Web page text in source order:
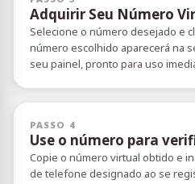
Adquirir Seu Número
Selecione o número desejado e
número escolhido aparecerá na
seu painel, pronto para uso
PASSO 4
Use o número para
Copie o número virtual obtido e
de telefone designado ao se